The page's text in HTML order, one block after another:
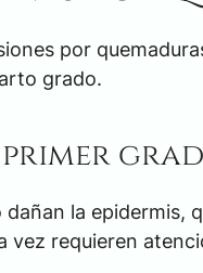
por
grado.
primer
dañan la
vez requieren